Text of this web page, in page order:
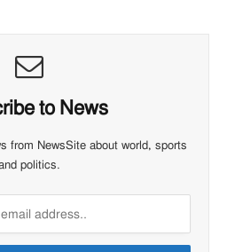
to News
from NewsSite about world, sports
politics.